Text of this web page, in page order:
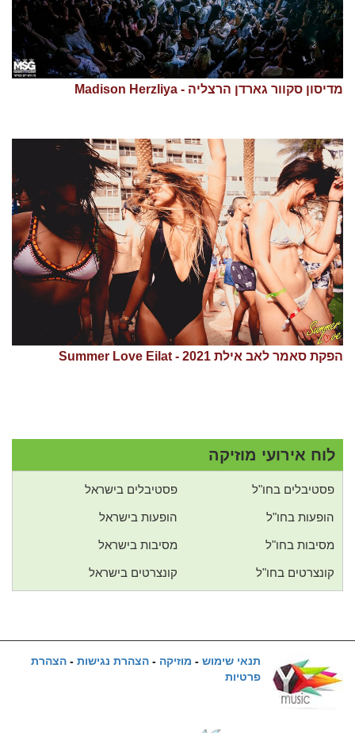
מדיסון סקוור גארדן הרצליה - Madison Herzliya
הפקת סאמר לאב אילת 2021 - Summer Love Eilat
לוח אירועי מוזיקה
פסטיבלים בחו"ל פסטיבלים בישראל
הופעות בחו"ל הופעות בישראל
מסיבות בחו"ל מסיבות בישראל
קונצרטים בחו"ל קונצרטים בישראל
תנאי שימוש - מוזיקה - הצהרת נגישות - הצהרת
פרטיות